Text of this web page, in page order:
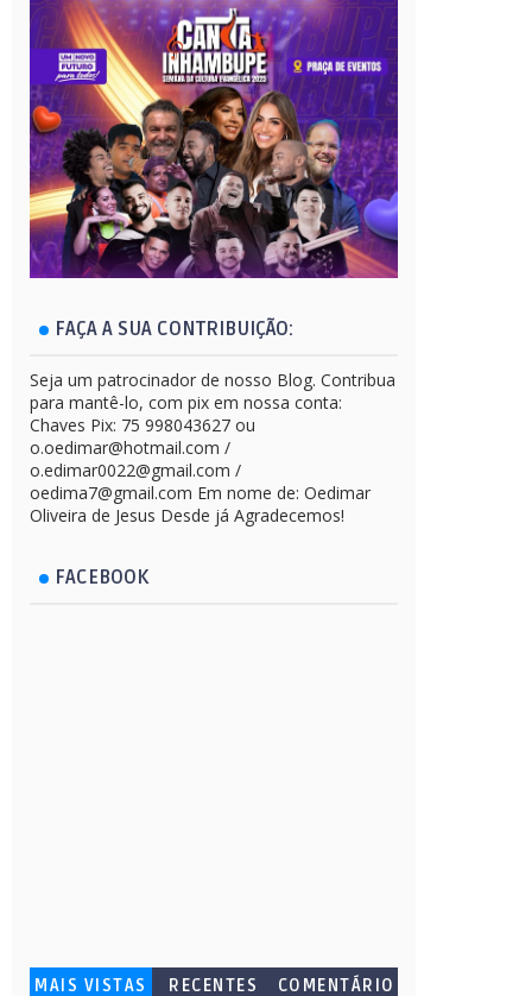
FAÇA A SUA CONTRIBUIÇÃO:
Seja um patrocinador de nosso Blog. Contribua
para mantê-lo, com pix em nossa conta:
Chaves Pix: 75 998043627 ou
o.oedimar@hotmail.com /
o.edimar0022@gmail.com /
oedima7@gmail.com Em nome de: Oedimar
Oliveira de Jesus Desde já Agradecemos!
FACEBOOK
MAIS VISTAS RECENTES COMENTÁRIO